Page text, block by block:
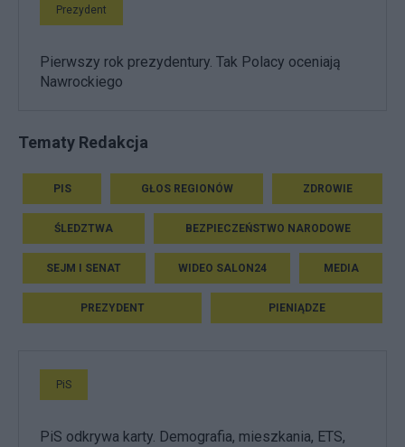
Prezydent
Pierwszy rok prezydentury. Tak Polacy oceniają
Nawrockiego
Tematy Redakcja
PIS GŁOS REGIONÓW ZDROWIE
ŚLEDZTWA BEZPIECZEŃSTWO NARODOWE
SEJM I SENAT WIDEO SALON24 MEDIA
PREZYDENT PIENIĄDZE
PiS
PiS odkrywa karty. Demografia, mieszkania, ETS,